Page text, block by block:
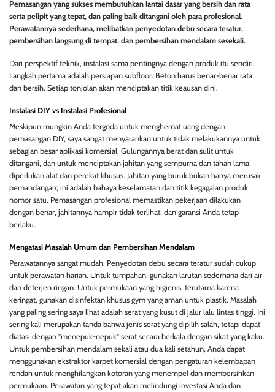
Pemasangan yang sukses membutuhkan lantai dasar yang bersih dan rata
serta pelipit yang tepat, dan paling baik ditangani oleh para profesional.
Perawatannya sederhana, melibatkan penyedotan debu secara teratur,
pembersihan langsung di tempat, dan pembersihan mendalam sesekali.
Dari perspektif teknik, instalasi sama pentingnya dengan produk itu sendiri.
Langkah pertama adalah persiapan subfloor. Beton harus benar-benar rata
dan bersih. Setiap tonjolan akan menciptakan titik keausan dini.
Instalasi DIY vs Instalasi Profesional
Meskipun mungkin Anda tergoda untuk menghemat uang dengan
pemasangan DIY, saya sangat menyarankan untuk tidak melakukannya untuk
sebagian besar aplikasi komersial. Gulungannya berat dan sulit untuk
ditangani, dan untuk menciptakan jahitan yang sempurna dan tahan lama,
diperlukan alat dan perekat khusus. Jahitan yang buruk bukan hanya merusak
pemandangan; ini adalah bahaya keselamatan dan titik kegagalan produk
nomor satu. Pemasangan profesional memastikan pekerjaan dilakukan
dengan benar, jahitannya hampir tidak terlihat, dan garansi Anda tetap
berlaku.
Mengatasi Masalah Umum dan Pembersihan Mendalam
Perawatannya sangat mudah. Penyedotan debu secara teratur sudah cukup
untuk perawatan harian. Untuk tumpahan, gunakan larutan sederhana dari air
dan deterjen ringan. Untuk permukaan yang higienis, terutama karena
keringat, gunakan disinfektan khusus gym yang aman untuk plastik. Masalah
yang paling sering saya lihat adalah serat yang kusut di jalur lalu lintas tinggi. Ini
sering kali merupakan tanda bahwa jenis serat yang dipilih salah, tetapi dapat
diatasi dengan "menepuk-nepuk" serat secara berkala dengan sikat yang kaku.
Untuk pembersihan mendalam sekali atau dua kali setahun, Anda dapat
menggunakan ekstraktor karpet komersial dengan pengaturan kelembapan
rendah untuk menghilangkan kotoran yang menempel dan membersihkan
permukaan. Perawatan yang tepat akan melindungi investasi Anda dan